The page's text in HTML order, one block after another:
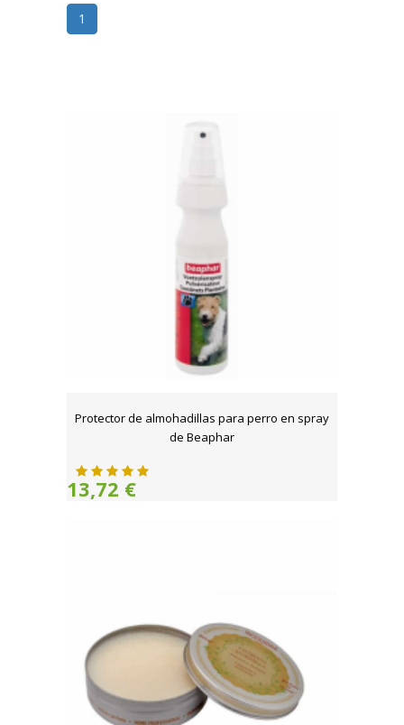
1
Protector de almohadillas para perro en spray
de Beaphar
13,72 €